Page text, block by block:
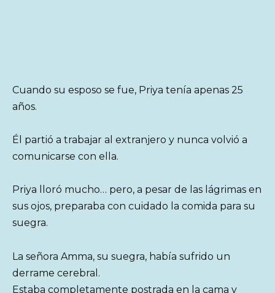
Cuando su esposo se fue, Priya tenía apenas 25
años.
Él partió a trabajar al extranjero y nunca volvió a
comunicarse con ella.
Priya lloró mucho… pero, a pesar de las lágrimas en
sus ojos, preparaba con cuidado la comida para su
suegra.
La señora Amma, su suegra, había sufrido un
derrame cerebral.
Estaba completamente postrada en la cama y